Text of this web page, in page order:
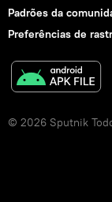
Padrões da
Preferências de
© 2026 Sputnik